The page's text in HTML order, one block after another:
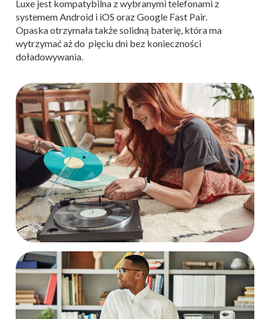
Luxe jest kompatybilna z wybranymi telefonami z
systemem Android i iOS oraz Google Fast Pair.
Opaskaotrzymała także solidną baterię, która ma
wytrzymać aż do pięciu dni bez konieczności
doładowywania.